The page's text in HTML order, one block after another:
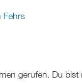
Fehrs
gerufen. Du bist